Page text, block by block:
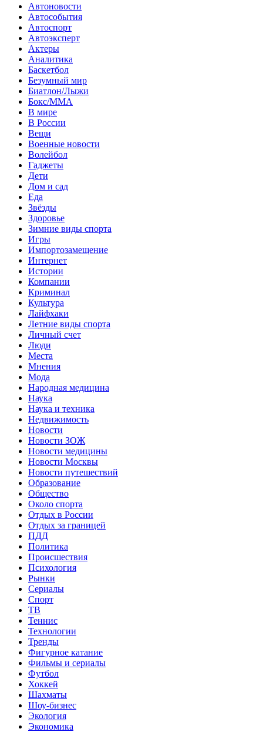
Автоновости
Автособытия
Автоспорт
Автоэксперт
Актеры
Аналитика
Баскетбол
Безумный мир
Биатлон/Лыжи
Бокс/MMA
В мире
В России
Вещи
Военные новости
Волейбол
Гаджеты
Дети
Дом и сад
Еда
Звёзды
Здоровье
Зимние виды спорта
Игры
Импортозамещение
Интернет
Истории
Компании
Криминал
Культура
Лайфхаки
Летние виды спорта
Личный счет
Люди
Места
Мнения
Мода
Народная медицина
Наука
Наука и техника
Недвижимость
Новости
Новости ЗОЖ
Новости медицины
Новости Москвы
Новости путешествий
Образование
Общество
Около спорта
Отдых в России
Отдых за границей
ПДД
Политика
Происшествия
Психология
Рынки
Сериалы
Спорт
ТВ
Теннис
Технологии
Тренды
Фигурное катание
Фильмы и сериалы
Футбол
Хоккей
Шахматы
Шоу-бизнес
Экология
Экономика